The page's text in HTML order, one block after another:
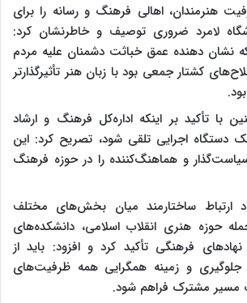
هنرمندان، اهالی فرهنگ و رسانه را برای
لامرد ضروری توصیف و خاطرنشان کرد:
که نشان دهنده عمق خباثت دشمنان علیه مردم
کشتار جمعی بود با زبان هنر تأثیرگذارتر
با تأکید بر اینکه اداره‌کل فرهنگ و ارشاد
دستگاه اجرایی تلقی شود، تصریح کرد: این
و هماهنگ‌کننده را در حوزه فرهنگ
ارتباط ساختارمند میان بخش‌های مختلف
حوزه هنری انقلاب اسلامی، دانشکده‌های
فرهنگی تأکید کرد و افزود: باید از
جلوگیری و زمینه همگرایی همه ظرفیت‌های
مسیر مشترک فراهم شود.